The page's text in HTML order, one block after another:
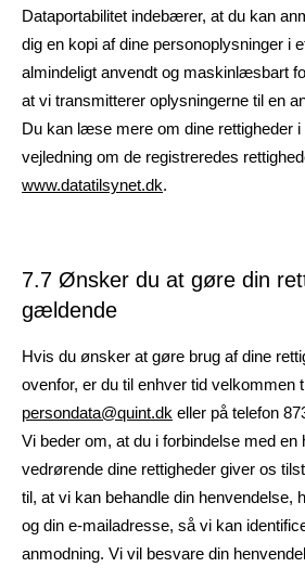
Dataportabilitet indebærer, at du kan
dig en kopi af dine personoplysninger i
almindeligt anvendt og maskinlæsbart
at vi transmitterer oplysningerne til en
Du kan læse mere om dine rettigheder i
vejledning om de registreredes
www.datatilsynet.dk.
7.7 Ønsker du at gøre din
gældende
Hvis du ønsker at gøre brug af dine
ovenfor, er du til enhver tid velkommen
persondata@quint.dk eller på telefon
Vi beder om, at du i forbindelse med en
vedrørende dine rettigheder giver os
til, at vi kan behandle din henvendelse,
og din e-mailadresse, så vi kan
anmodning. Vi vil besvare din